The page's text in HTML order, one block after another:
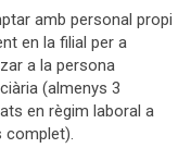
amb personal propi
en la filial per a
a la persona
(almenys 3
en règim laboral a
complet).